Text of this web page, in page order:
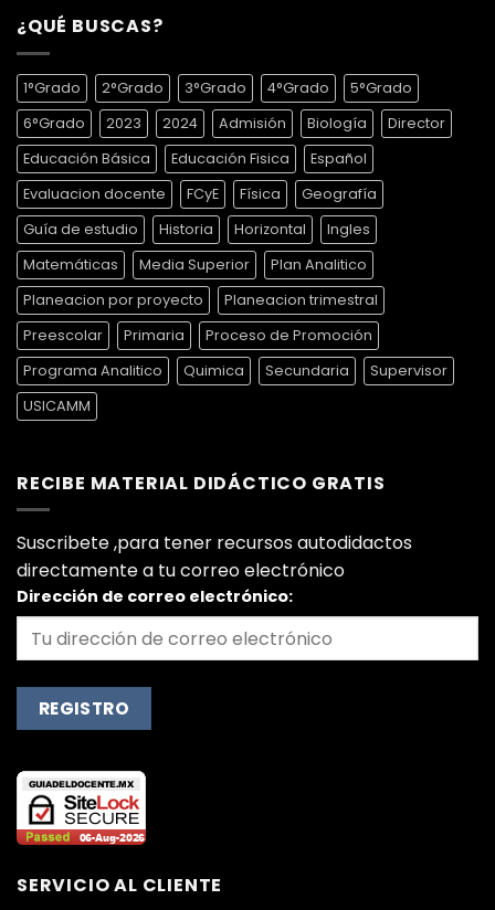
¿QUÉ BUSCAS?
1°Grado 2°Grado 3°Grado 4°Grado
5°Grado
6°Grado
2023 2024 Admisión Biología
Director
Educación Básica
Educación Fisica
Español
Evaluacion docente
FCyE Física
Geografía
Guía de estudio
Historia Horizontal
Ingles
Matemáticas
Media Superior
Plan Analitico
Planeacion por proyecto
Planeacion trimestral
Preescolar
Primaria
Proceso de Promoción
Programa Analitico
Quimica Secundaria
Supervisor
USICAMM
RECIBE MATERIAL DIDÁCTICO GRATIS
Suscribete ,para tener recursos autodidactos
directamente a tu correo electrónico
Dirección de correo electrónico:
SERVICIO AL CLIENTE